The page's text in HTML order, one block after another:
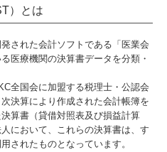
）とは
された会計ソフトである「医業会
医療機関の決算書データを分類・
全国会に加盟する税理士・公認会
決算により作成された会計帳簿を
算書（貸借対照表及び損益計算
において、これらの決算書は、す
されたものとなっています。